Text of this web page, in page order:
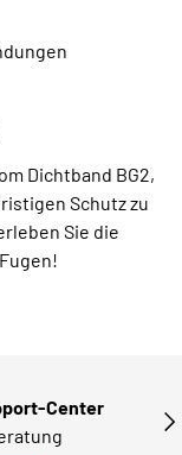
Dichtband BG2,
Schutz zu
Sie die
Center